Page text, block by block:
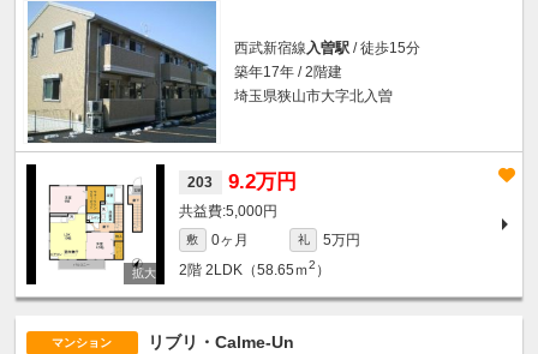
西武新宿線入曽駅 / 徒歩15分
築年17年 / 2階建
埼玉県狭山市大字北入曽
203 9.2万円
5,000円
敷 0ヶ月 礼
5万円
2階 2LDK（58.65ｍ2 ）
マンション リブリ・Calme-Un